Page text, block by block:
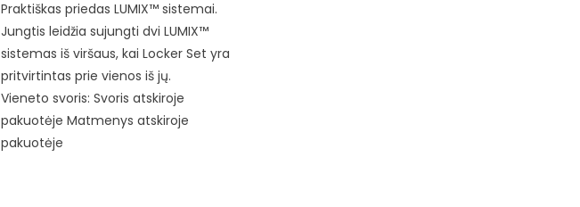
Praktiškas priedas LUMIX™ sistemai.
Jungtis leidžia sujungti dvi LUMIX™
sistemas iš viršaus, kai Locker Set yra
pritvirtintas prie vienos iš jų.
Vieneto svoris: Svoris atskiroje
pakuotėje Matmenys atskiroje
pakuotėje